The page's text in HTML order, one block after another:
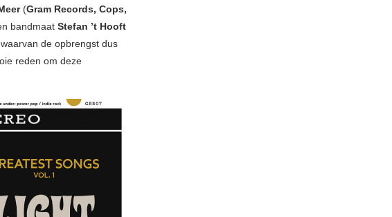
(Gram Records, Cops,
bandmaat Stefan ’t Hooft
de opbrengst dus
reden om deze